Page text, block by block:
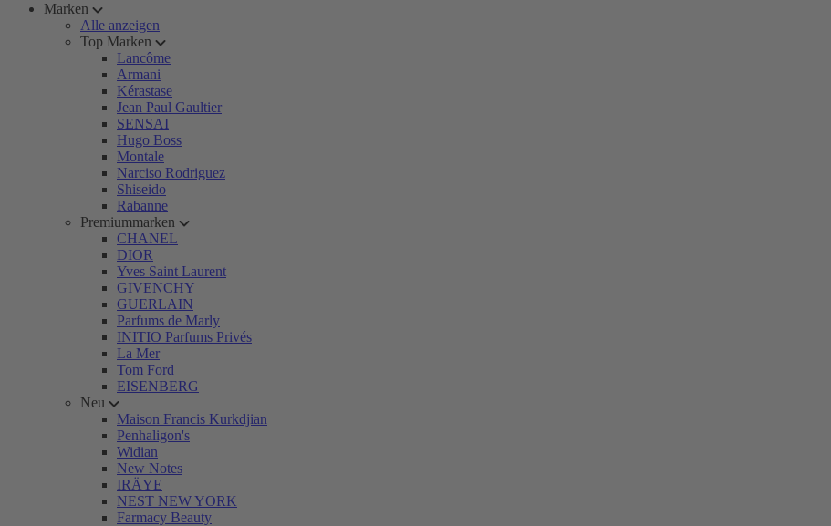
Marken
Alle anzeigen
Top Marken
Lancôme
Armani
Kérastase
Jean Paul Gaultier
SENSAI
Hugo Boss
Montale
Narciso Rodriguez
Shiseido
Rabanne
Premiummarken
CHANEL
DIOR
Yves Saint Laurent
GIVENCHY
GUERLAIN
Parfums de Marly
INITIO Parfums Privés
La Mer
Tom Ford
EISENBERG
Neu
Maison Francis Kurkdjian
Penhaligon's
Widian
New Notes
IRÄYE
NEST NEW YORK
Farmacy Beauty